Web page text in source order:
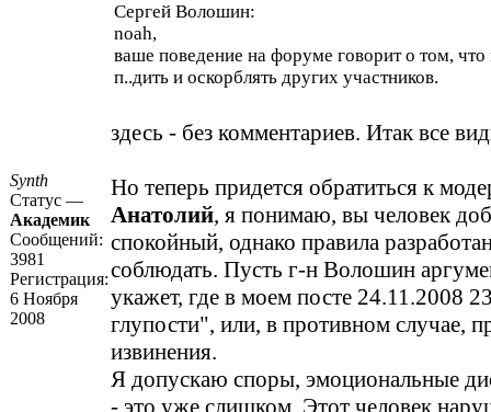
Synth
Статус —
Академик
Сообщений:
3981
Регистрация:
6 Ноября
2008
Сергей Волошин:
noah,
ваше поведение на форуме говорит о том,
п..дить и оскорблять других участников.
здесь - без комментариев. Итак все
Но теперь придется обратиться к
Анатолий, я понимаю, вы человек
спокойный, однако правила
соблюдать. Пусть г-н Волошин
укажет, где в моем посте 24.11.2008
глупости", или, в противном случае,
извинения.
Я допускаю споры, эмоциональные
- это уже слишком. Этот человек